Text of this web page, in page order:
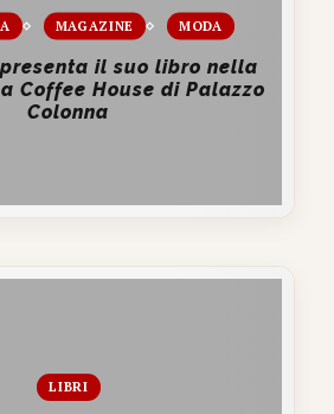
MAGAZINE MODA
il suo libro nella
Coffee House di Palazzo
Colonna
LIBRI